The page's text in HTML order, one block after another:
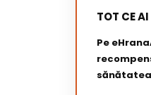
TOT CE
Pe